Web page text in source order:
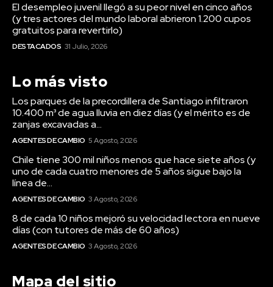
El desempleo juvenil llegó a su peor nivel en cinco años
(y tres actores del mundo laboral abrieron 1.200 cupos
gratuitos para revertirlo)
DESTACADOS 31 Julio, 2026
Lo más visto
Los parques de la precordillera de Santiago infiltraron
10.400 m³ de agua lluvia en diez días (y el mérito es de
zanjas excavadas a...
AGENTES DE CAMBIO 5 Agosto, 2026
Chile tiene 300 mil niños menos que hace siete años (y
uno de cada cuatro menores de 5 años sigue bajo la
línea de...
AGENTES DE CAMBIO 3 Agosto, 2026
8 de cada 10 niños mejoró su velocidad lectora en nueve
días (con tutores de más de 60 años)
AGENTES DE CAMBIO 3 Agosto, 2026
Mapa del sitio